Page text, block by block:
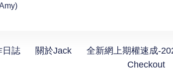
日誌 關於Jack 全新網上期權速成-
Checkout